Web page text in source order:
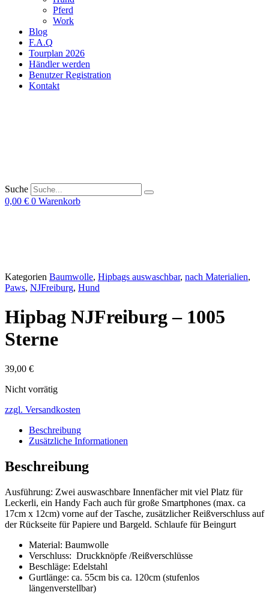
Pferd
Work
Blog
F.A.Q
Tourplan 2026
Händler werden
Benutzer Registration
Kontakt
Suche
0,00 € 0 Warenkorb
Kategorien Baumwolle, Hipbags auswaschbar, nach Materialien,
Paws, NJFreiburg, Hund
Hipbag NJFreiburg – 1005
Sterne
39,00 €
Nicht vorrätig
zzgl. Versandkosten
Beschreibung
Zusätzliche Informationen
Beschreibung
Ausführung: Zwei auswaschbare Innenfächer mit viel Platz für
Leckerli, ein Handy Fach auch für große Smartphones (max. ca
17cm x 12cm) vorne auf der Tasche, zusätzlicher Reißverschluss auf
der Rückseite für Papiere und Bargeld. Schlaufe für Beingurt
Material: Baumwolle
Verschluss: Druckknöpfe /Reißverschlüsse
Beschläge: Edelstahl
Gurtlänge: ca. 55cm bis ca. 120cm (stufenlos
längenverstellbar)